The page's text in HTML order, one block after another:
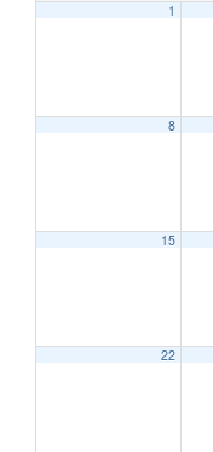
1
8
15
22